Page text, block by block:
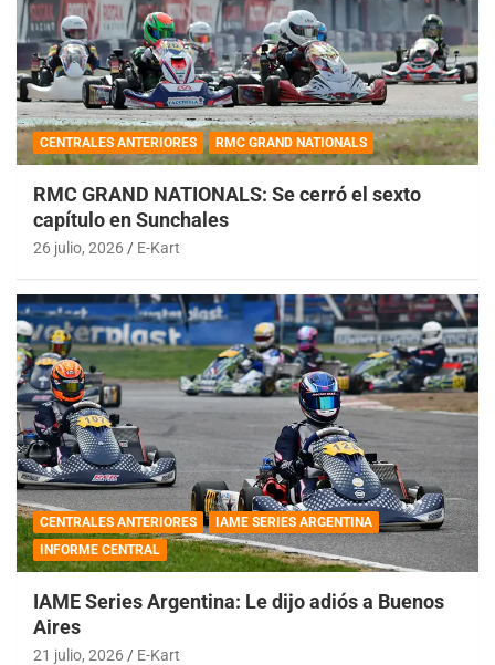
CENTRALES ANTERIORES RMC GRAND NATIONALS
RMC GRAND NATIONALS: Se cerró el sexto
capítulo en Sunchales
26 julio, 2026 E-Kart
CENTRALES ANTERIORES
IAME SERIES ARGENTINA
INFORME CENTRAL
IAME Series Argentina: Le dijo adiós a Buenos
Aires
21 julio, 2026 E-Kart